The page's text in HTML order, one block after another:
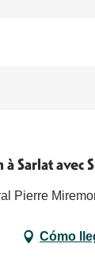
Sarlat avec
Pierre
Cómo